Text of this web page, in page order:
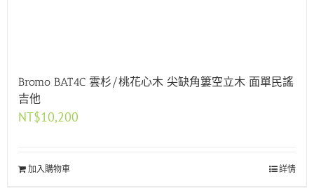
Bromo BAT4C 雲杉/桃花心木 尖缺角簍空立木 面單民謠
吉他
NT$10,200
加入購物車 詳情